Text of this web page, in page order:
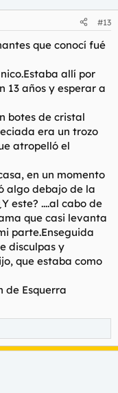
el día que me la iban
Otro amigo no ha
la cárcel, los gitanos
#13
que conocí fué
allí por
13 años y esperar a
botes de cristal
era un trozo
atropelló el
en un momento
algo debajo de la
este? ....al cabo de
que casi levanta
parte.Enseguida
disculpas y
que estaba como
de Esquerra